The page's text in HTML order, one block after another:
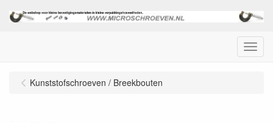
Menu
Kunststofschroeven / Breekbouten